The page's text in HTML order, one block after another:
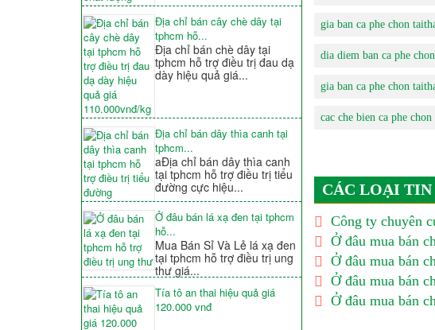
Địa chỉ bán cây chè dây tại
tphcm hỗ...
Địa chỉ bán chè dây tại
tphcm hỗ trợ điều trị đau dạ
dày hiệu quả giá...
Địa chỉ bán dây thìa canh tại
tphcm...
aĐịa chỉ bán dây thìa canh
tại tphcm hỗ trợ điều trị tiểu
đường cực hiệu...
Ở đâu bán lá xạ đen tại tphcm
hỗ...
Mua Bán Sỉ Và Lẻ lá xạ đen
tại tphcm hỗ trợ điều trị ung
thư giá...
Tía tô an thai hiệu quả giá
120.000 vnđ
gia ban ca phe chon
dia diem ban ca phe
gia ban ca phe chon
cac che bien ca phe
CÁC LOẠI
Công ty chuyên
Ở đâu mua bán
Ở đâu mua bán
Ở đâu mua bán
Ở đâu mua bán